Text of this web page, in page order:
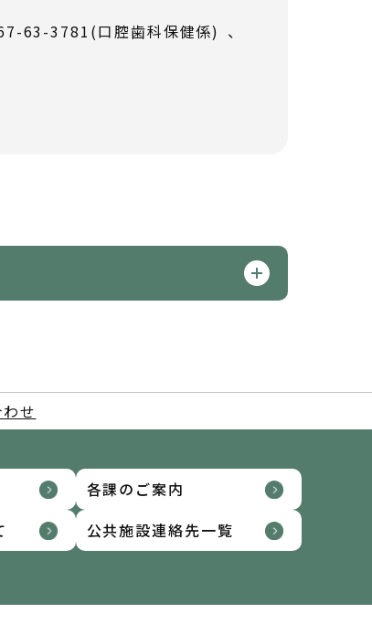
63-3781(口腔歯科保健係) 、
せ
各課のご案内
公共施設連絡先一覧